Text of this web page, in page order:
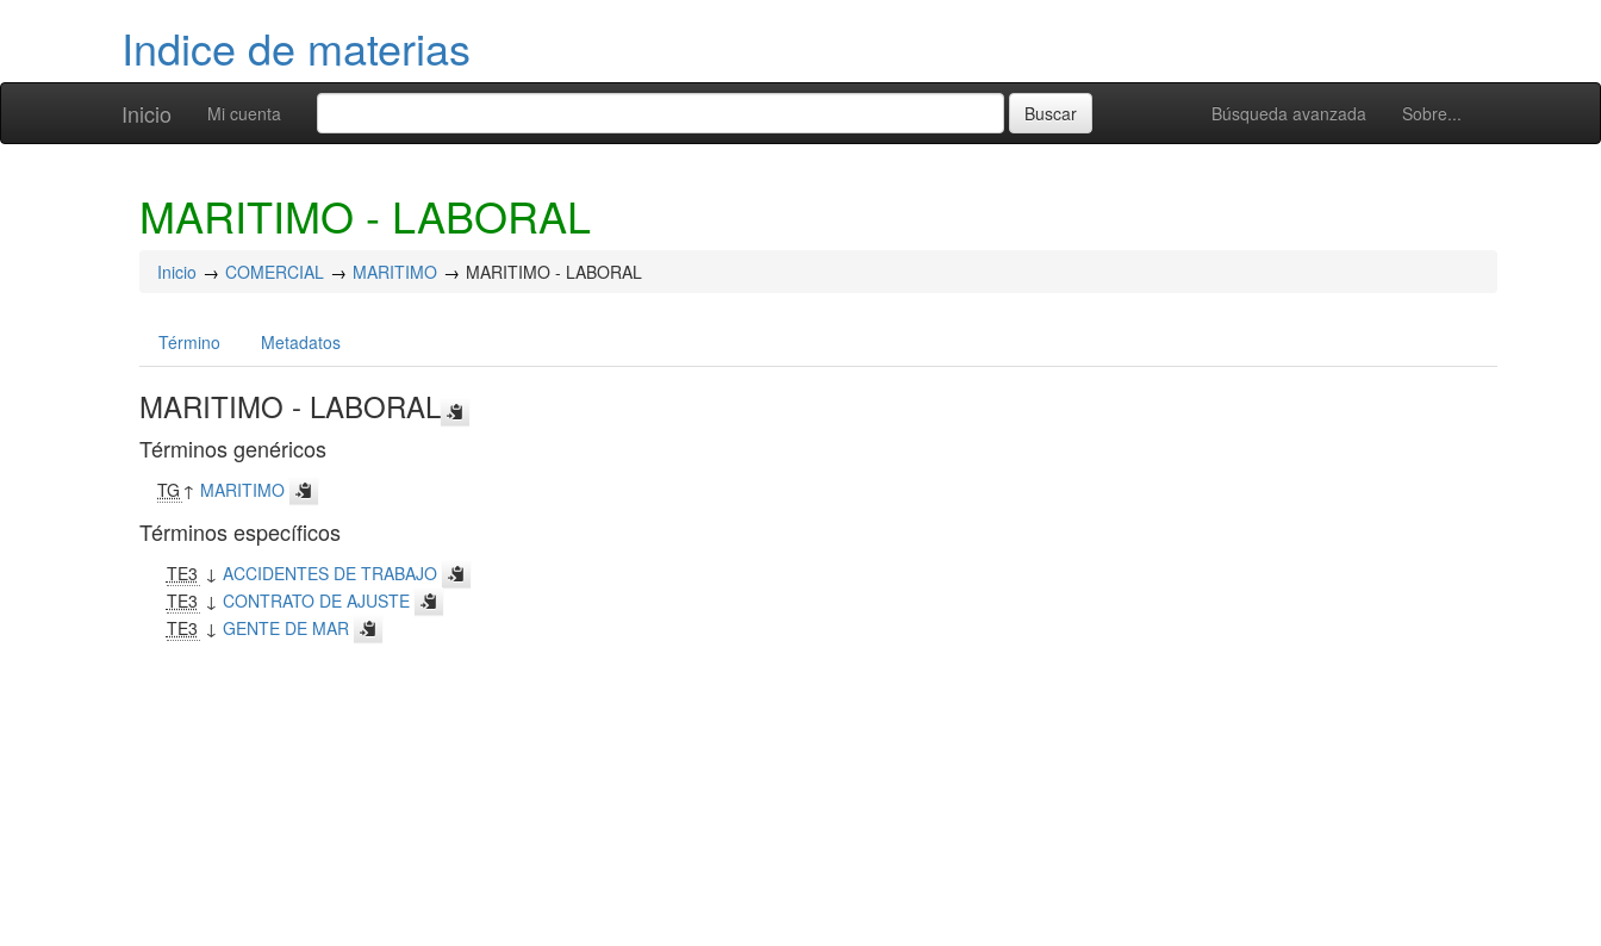
Indice de materias
Inicio Búsqueda avanzada Sobre...
Mi cuenta
MARITIMO - LABORAL
Inicio COMERCIAL MARITIMO MARITIMO - LABORAL
Término Metadatos
MARITIMO - LABORAL
Términos genéricos
TG ↑ MARITIMO
Términos específicos
TE3 ↓ ACCIDENTES DE TRABAJO
TE3 ↓ CONTRATO DE AJUSTE
TE3 ↓ GENTE DE MAR